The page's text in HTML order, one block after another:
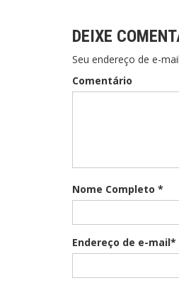
DEIXE
Seu endereço de e-
Comentário
Nome Completo *
Endereço de e-mail*